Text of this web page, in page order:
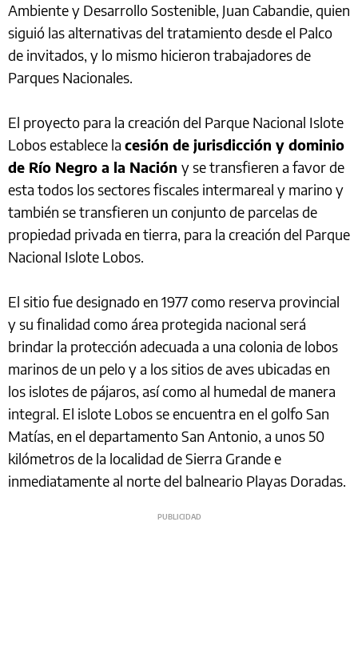
Ambiente y Desarrollo Sostenible, Juan Cabandie, quien
siguió las alternativas del tratamiento desde el Palco
de invitados, y lo mismo hicieron trabajadores de
Parques Nacionales.
El proyecto para la creación del Parque Nacional Islote
Lobos establece la cesión de jurisdicción y dominio
de Río Negro a la Nación y se transfieren a favor de
esta todos los sectores fiscales intermareal y marino y
también se transfieren un conjunto de parcelas de
propiedad privada en tierra, para la creación del Parque
Nacional Islote Lobos.
El sitio fue designado en 1977 como reserva provincial
y su finalidad como área protegida nacional será
brindar la protección adecuada a una colonia de lobos
marinos de un pelo y a los sitios de aves ubicadas en
los islotes de pájaros, así como al humedal de manera
integral. El islote Lobos se encuentra en el golfo San
Matías, en el departamento San Antonio, a unos 50
kilómetros de la localidad de Sierra Grande e
inmediatamente al norte del balneario Playas Doradas.